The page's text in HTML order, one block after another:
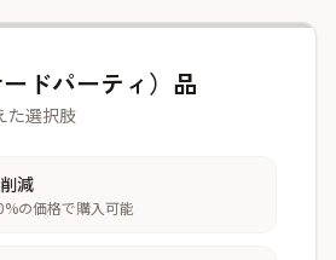
ドパーティ）品
た選択肢
減
の価格で購入可能